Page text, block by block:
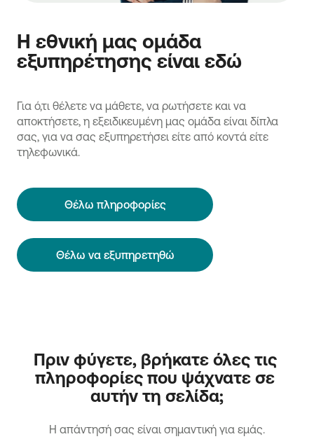
Η εθνική μας ομάδα
εξυπηρέτησης είναι εδώ
Για ό,τι θέλετε να μάθετε, να ρωτήσετε και να
αποκτήσετε, η εξειδικευμένη μας ομάδα είναι δίπλα
σας, για να σας εξυπηρετήσει είτε από κοντά είτε
τηλεφωνικά.
Θέλω πληροφορίες
Θέλω να εξυπηρετηθώ
Πριν φύγετε, βρήκατε όλες τις
πληροφορίες που ψάχνατε σε
αυτήν τη σελίδα;
H απάντησή σας είναι σημαντική για εμάς.